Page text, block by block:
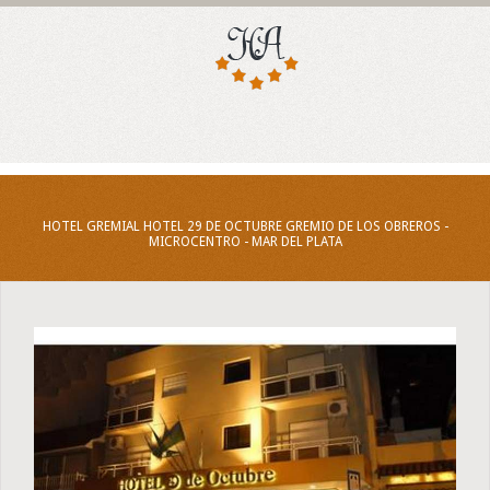
HOTEL GREMIAL HOTEL 29 DE OCTUBRE GREMIO DE LOS OBREROS -
MICROCENTRO - MAR DEL PLATA